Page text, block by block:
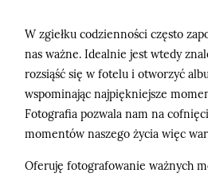
W zgiełku codzienności często
nas ważne. Idealnie jest wtedy
rozsiąść się w fotelu i otworzyć
wspominając najpiękniejsze
Fotografia pozwala nam na
momentów naszego życia więc
Oferuję fotografowanie ważnych